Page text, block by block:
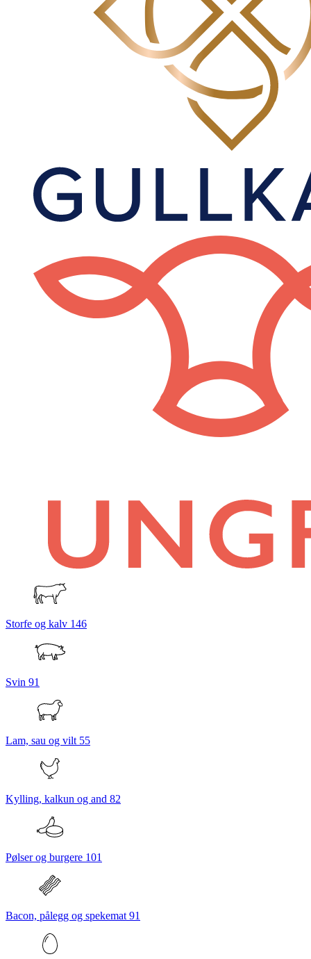
Storfe og kalv 146
Svin 91
Lam, sau og vilt 55
Kylling, kalkun og and 82
Pølser og burgere 101
Bacon, pålegg og spekemat 91